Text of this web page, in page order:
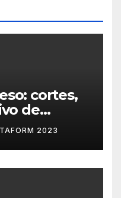
cortes,
de
la Ley
2023